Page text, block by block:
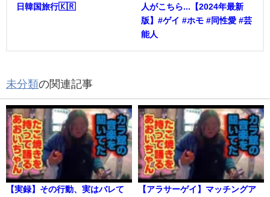
日韓国旅行🇰🇷
人がこちら...【2024年最新
版】#ゲイ #ホモ #同性愛 #芸
能人
未分類の関連記事
【実録】その行動、実はバレて
【アラサーゲイ】マッチングア